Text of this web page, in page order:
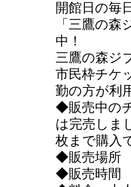
開館日の毎
「三鷹の
中！
三鷹の森ジ
市民枠チケ
勤の方が利
◆販売中の
は完売しま
枚まで購入
◆販売場所
◆販売時間